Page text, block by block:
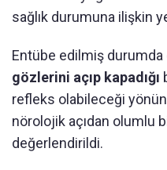
sağlık durumuna ilişkin
Entübe edilmiş durumda
gözlerini açıp kapadığı
refleks olabileceği
nörolojik açıdan olumlu
değerlendirildi.